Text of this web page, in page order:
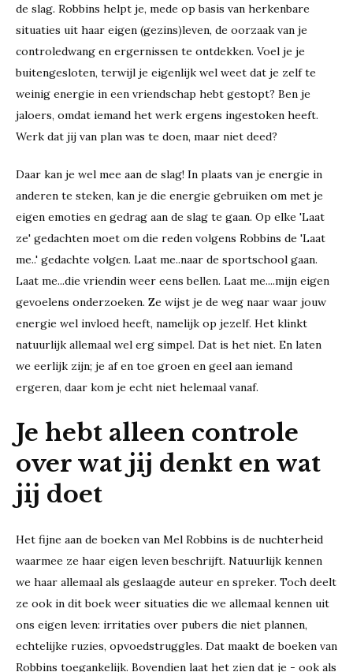
de slag. Robbins helpt je, mede op basis van herkenbare
situaties uit haar eigen (gezins)leven, de oorzaak van je
controledwang en ergernissen te ontdekken. Voel je je
buitengesloten, terwijl je eigenlijk wel weet dat je zelf te
weinig energie in een vriendschap hebt gestopt? Ben je
jaloers, omdat iemand het werk ergens ingestoken heeft.
Werk dat jij van plan was te doen, maar niet deed?
Daar kan je wel mee aan de slag! In plaats van je energie in
anderen te steken, kan je die energie gebruiken om met je
eigen emoties en gedrag aan de slag te gaan. Op elke 'Laat
ze' gedachten moet om die reden volgens Robbins de 'Laat
me..' gedachte volgen. Laat me..naar de sportschool gaan.
Laat me...die vriendin weer eens bellen. Laat me....mijn eigen
gevoelens onderzoeken. Ze wijst je de weg naar waar jouw
energie wel invloed heeft, namelijk op jezelf. Het klinkt
natuurlijk allemaal wel erg simpel. Dat is het niet. En laten
we eerlijk zijn; je af en toe groen en geel aan iemand
ergeren, daar kom je echt niet helemaal vanaf.
Je hebt alleen controle
over wat jij denkt en wat
jij doet
Het fijne aan de boeken van Mel Robbins is de nuchterheid
waarmee ze haar eigen leven beschrijft. Natuurlijk kennen
we haar allemaal als geslaagde auteur en spreker. Toch deelt
ze ook in dit boek weer situaties die we allemaal kennen uit
ons eigen leven: irritaties over pubers die niet plannen,
echtelijke ruzies, opvoedstruggles. Dat maakt de boeken van
Robbins toegankelijk. Bovendien laat het zien dat je - ook als